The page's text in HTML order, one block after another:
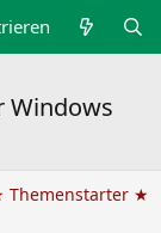
Windows
Themenstarter ★